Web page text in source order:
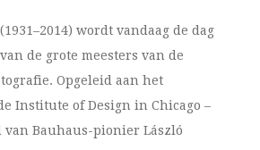
wordt vandaag de dag
de grote meesters van de
Opgeleid aan het
Institute of Design in Chicago –
van Bauhaus-pionier László